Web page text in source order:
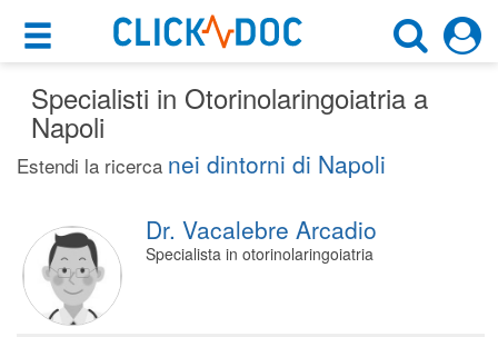
×
Motore di ricerca
×
Napoli (NA)
Cosa possiamo offrirti
Per i pazienti
Prenota una visita
Ricerca specialisti
Consulti online
(su medicitalia.it)
Specialisti in Otorinolaringoiatria a
Napoli
Estendi la ricerca nei dintorni di Napoli
Dr. Vacalebre Arcadio
Specialista in otorinolaringoiatria